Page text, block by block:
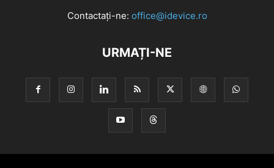
Contactați-ne: office@idevice.ro
URMAȚI-NE